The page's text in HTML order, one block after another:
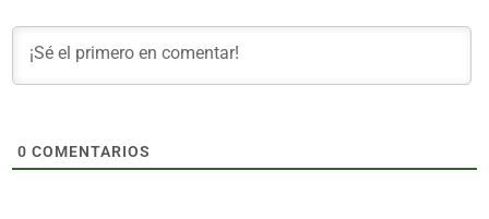
0 COMENTARIOS